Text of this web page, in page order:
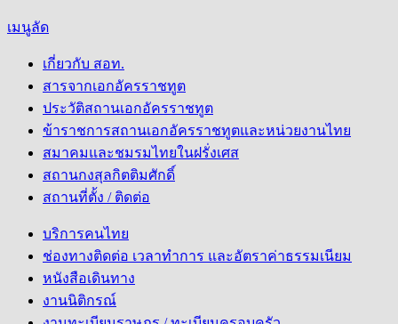
เมนูลัด
เกี่ยวกับ สอท.
สารจากเอกอัครราชทูต
ประวัติสถานเอกอัครราชทูต
ข้าราชการสถานเอกอัครราชทูตและหน่วยงานไทย
สมาคมและชมรมไทยในฝรั่งเศส
สถานกงสุลกิตติมศักดิ์
สถานที่ตั้ง / ติดต่อ
บริการคนไทย
ช่องทางติดต่อ เวลาทำการ และอัตราค่าธรรมเนียม
หนังสือเดินทาง
งานนิติกรณ์